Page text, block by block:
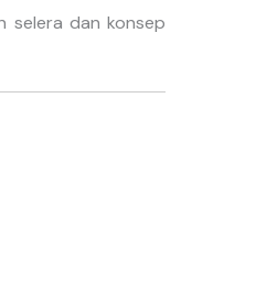
selera dan konsep